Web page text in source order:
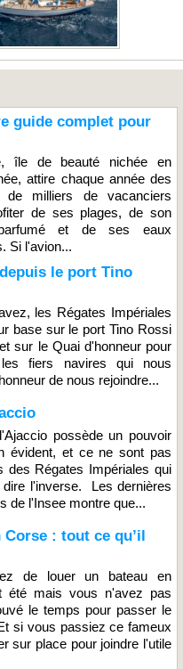
guide complet pour
île de beauté nichée en
attire chaque année des
de milliers de vacanciers
de ses plages, de son
et de ses eaux
Si l'avion...
le port Tino
les Régates Impériales
base sur le port Tino Rossi
sur le Quai d'honneur pour
les fiers navires qui nous
de nous rejoindre...
possède un pouvoir
évident, et ce ne sont pas
des Régates Impériales qui
dire l'inverse. Les dernières
de l'Insee montre que...
: tout ce qu’il
de louer un bateau en
été mais vous n'avez pas
le temps pour passer le
si vous passiez ce fameux
sur place pour joindre l'utile